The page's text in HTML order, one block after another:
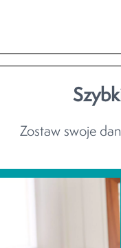
Zostaw swoje